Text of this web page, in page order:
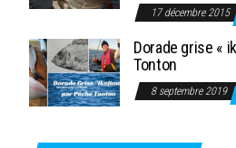
17 décembre 2015
Dorade grise «
Tonton
8 septembre 2019